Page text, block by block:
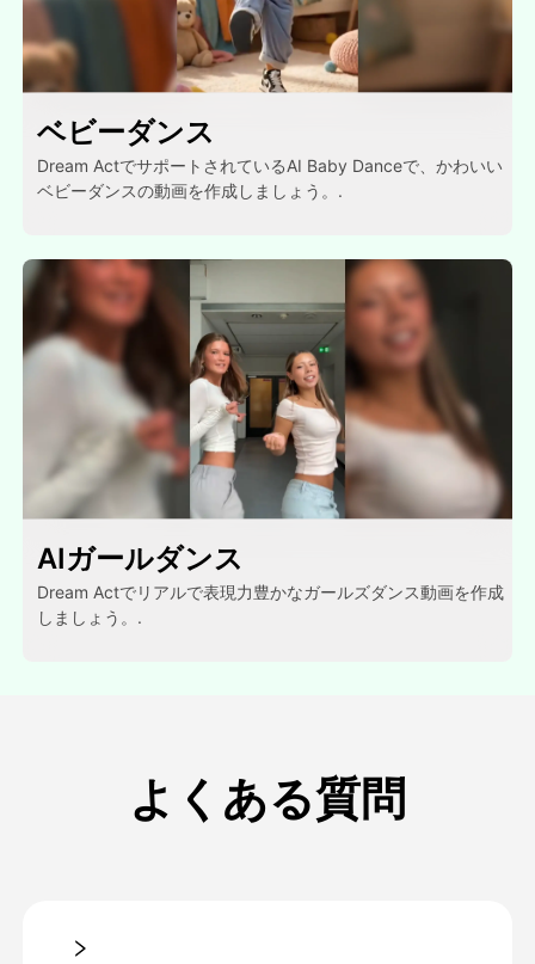
ベビーダンス
Dream ActでサポートされているAI Baby Danceで、かわいい
ベビーダンスの動画を作成しましょう。.
AIガールダンス
Dream Actでリアルで表現力豊かなガールズダンス動画を作成
しましょう。.
よくある質問